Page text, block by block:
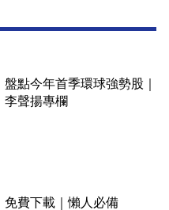
盤點今年首季環球強勢股｜
李聲揚專欄
免費下載｜懶人必備